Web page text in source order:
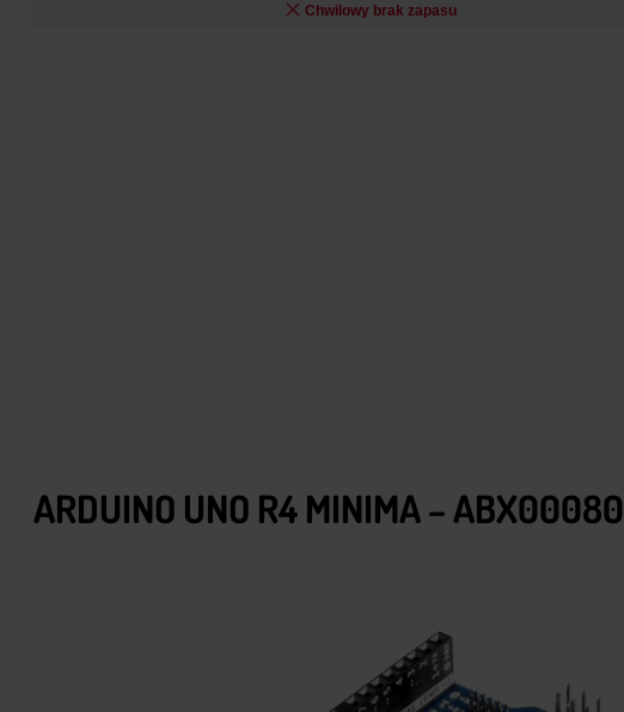
Chwilowy brak zapasu
ARDUINO UNO R4 MINIMA – ABX00080